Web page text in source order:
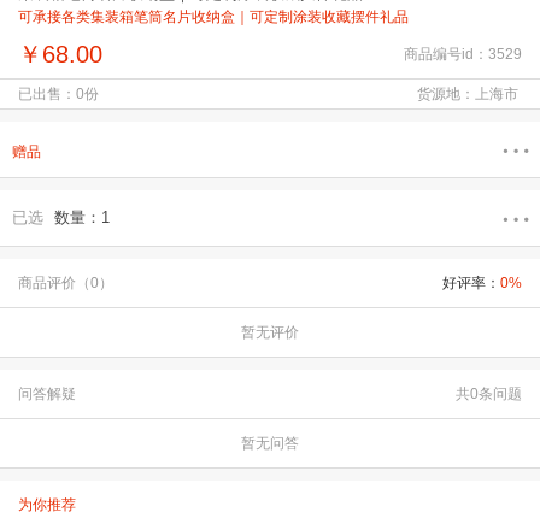
可承接各类集装箱笔筒名片收纳盒｜可定制涂装收藏摆件礼品
￥68.00 商品编号id：3529
已出售：0份 货源地：上海市
赠品
已选 数量：1
商品评价（0） 好评率： 0%
暂无评价
问答解疑 共0条问题
暂无问答
为你推荐